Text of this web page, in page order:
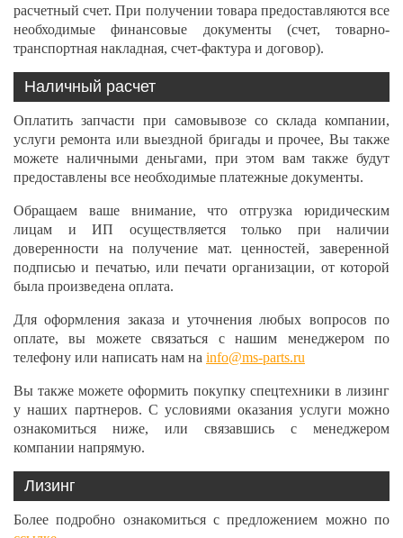
расчетный счет. При получении товара предоставляются все
необходимые финансовые документы (счет, товарно-
транспортная накладная, счет-фактура и договор).
Наличный расчет
Оплатить запчасти при самовывозе со склада компании,
услуги ремонта или выездной бригады и прочее, Вы также
можете наличными деньгами, при этом вам также будут
предоставлены все необходимые платежные документы.
Обращаем ваше внимание, что отгрузка юридическим
лицам и ИП осуществляется только при наличии
доверенности на получение мат. ценностей, заверенной
подписью и печатью, или печати организации, от которой
была произведена оплата.
Для оформления заказа и уточнения любых вопросов по
оплате, вы можете связаться с нашим менеджером по
телефону или написать нам на info@ms-parts.ru
Вы также можете оформить покупку спецтехники в лизинг
у наших партнеров. С условиями оказания услуги можно
ознакомиться ниже, или связавшись с менеджером
компании напрямую.
Лизинг
Более подробно ознакомиться с предложением можно по